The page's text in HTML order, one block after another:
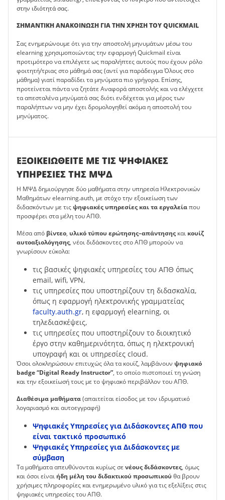
στην ιδιότητά σας.
ΣΗΜΑΝΤΙΚΗ ΑΝΑΚΟΙΝΩΣΗ ΓΙΑ ΤΗΝ ΧΡΗΣΗ ΤΟΥ QUICKMAIL
Σας ενημερώνουμε ότι για την αποστολή μηνυμάτων μέσω του
elearning χρησιμοποιώντας την εφαρμογή Quickmail είναι
προτιμότερο να επιλέγετε ως παραλήπτες αυτούς που έχουν ρόλο
φοιτητή/τριας στο μάθημά σας (αντί για παράδειγμα Όλους στο
μάθημα) γιατί παραδίδει τα μηνύματα πιο γρήγορα. Επίσης,
προτείνεται πάντα να ζητάτε Αναφορά αποστολής και να ελέγχετε
τα απεσταλένα μηνύματά σας διότι ενδέχεται για μέρος των
παραλήπτων να μην έχει δρομολογηθεί ακόμα η αποστολή του
μηνύματος.
ΕΞΟΙΚΕΙΩΘΕΙΤΕ ΜΕ ΤΙΣ ΨΗΦΙΑΚΕΣ
ΥΠΗΡΕΣΙΕΣ ΤΗΣ ΜΨΔ
Η ΜΨΔ δημιούργησε δύο μαθήματα στην υπηρεσία Ηλεκτρονικών
Μαθημάτων elearning.auth, με στόχο την εξοικείωση των
διδασκόντων με τιςψηφιακές υπηρεσίες και τα εργαλείαπου
προσφέρει στα μέλη του ΑΠΘ.
Μέσα από βίντεο, υλικό τύπου ερώτησης–απάντησης και κουίζ
αυτοαξιολόγησης, νέοι διδάσκοντες στο ΑΠΘ μπορούν να
γνωρίσουν εύκολα:
τις βασικές ψηφιακές υπηρεσίες του ΑΠΘ όπως
email, wifi, VPN,
τις υπηρεσίες που υποστηρίζουν τη διδασκαλία,
όπως η εφαρμογή ηλεκτρονικής γραμματείας
faculty.auth.gr, η εφαρμογή elearning, οι
τηλεδιασκέψεις,
τις υπηρεσίες που υποστηρίζουν το διοικητικό
έργο στην καθημερινότητα, όπως η ηλεκτρονική
υπογραφή και οι υπηρεσίες cloud.
Όσοι ολοκληρώσουν επιτυχώς όλα τα κουίζ, λαμβάνουν ψηφιακό
badge “Digital Ready Instructor”, το οποίο πιστοποιεί τη γνώση
και την εξοικείωσή τους με το ψηφιακό περιβάλλον του ΑΠΘ.
Διαθέσιμα μαθήματα(απαιτείται είσοδος με τον ιδρυματικό
λογαριασμό και αυτοεγγραφή)
Ψηφιακές Υπηρεσίες για Διδάσκοντες ΑΠΘ που
είναι τακτικό προσωπικό
Ψηφιακές Υπηρεσίες για Διδάσκοντες με
σύμβαση
Τα μαθήματα απευθύνονται κυρίως σενέους διδάσκοντες, όμως
και όσοι είναι ήδη μέλη του διδακτικού προσωπικού θα βρουν
χρήσιμες πληροφορίες και ενημερωμένο υλικό για τις εξελίξεις στις
ψηφιακές υπηρεσίες του ΑΠΘ.